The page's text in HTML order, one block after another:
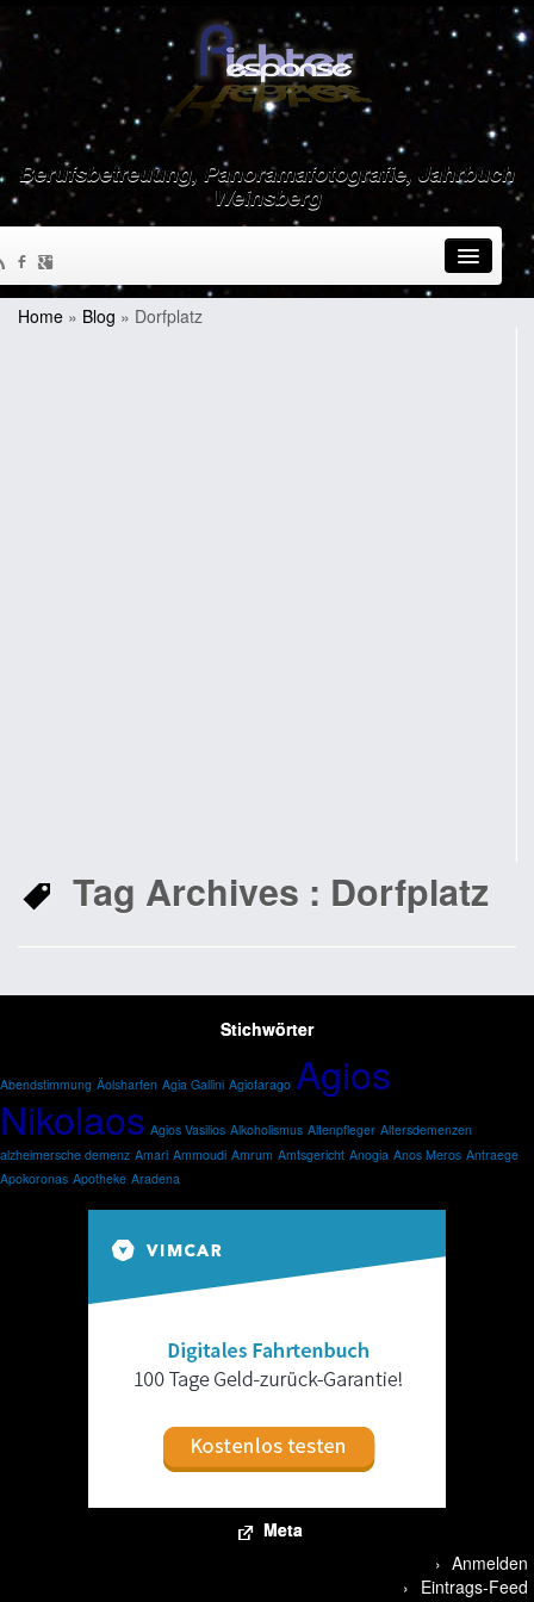
Berufsbetreuung, Panoramafotografie, Jahrbuch
Weinsberg
Home » Blog » Dorfplatz
Tag Archives : Dorfplatz
Stichwörter
Abendstimmung Äolsharfen Agia Gallini Agiofarago Agios
Nikolaos Agios Vasilios Alkoholismus Altenpfleger Altersdemenzen
alzheimersche demenz Amari Ammoudi Amrum Amtsgericht Anogia Anos Meros Antraege
Apokoronas Apotheke Aradena
Meta
Anmelden
Eintrags-Feed